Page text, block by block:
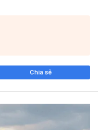
Chia sẻ